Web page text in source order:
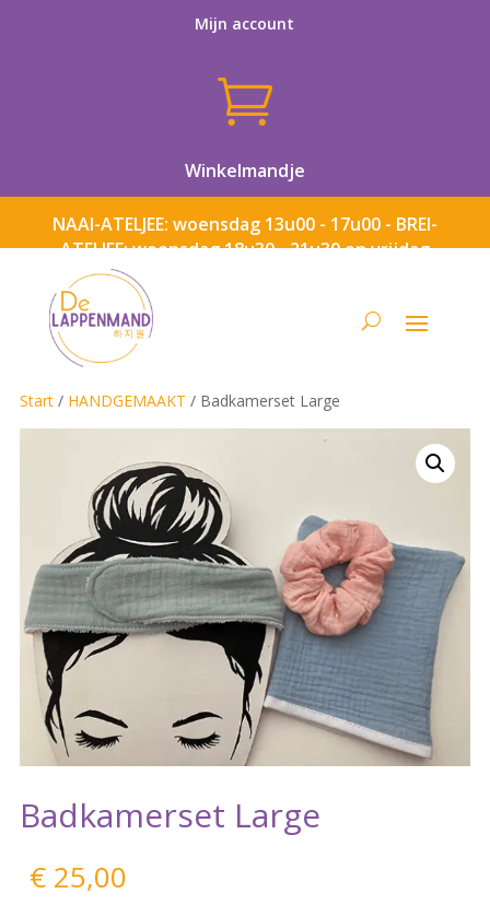
Mijn account

Winkelmandje
NAAI-ATELJEE: woensdag 13u00 - 17u00 - BREI-
ATELJEE: woensdag 18u30 - 21u30 en vrijdag
Start/ HANDGEMAAKT / Badkamerset Large
Badkamerset Large
€25,00